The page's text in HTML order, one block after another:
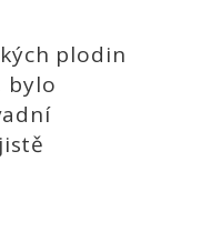
plodin
bylo